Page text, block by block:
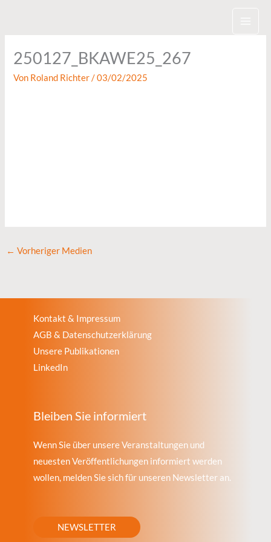
250127_BKAWE25_267
Von Roland Richter/03/02/2025
← Vorheriger Medien
Kontakt & Impressum
AGB & Datenschutzerklärung
Unsere Publikationen
LinkedIn
Bleiben Sie informiert
Wenn Sie über unsere Veranstaltungen und
neuesten Veröffentlichungen informiert werden
wollen, melden Sie sich für unseren Newsletter an.
NEWSLETTER